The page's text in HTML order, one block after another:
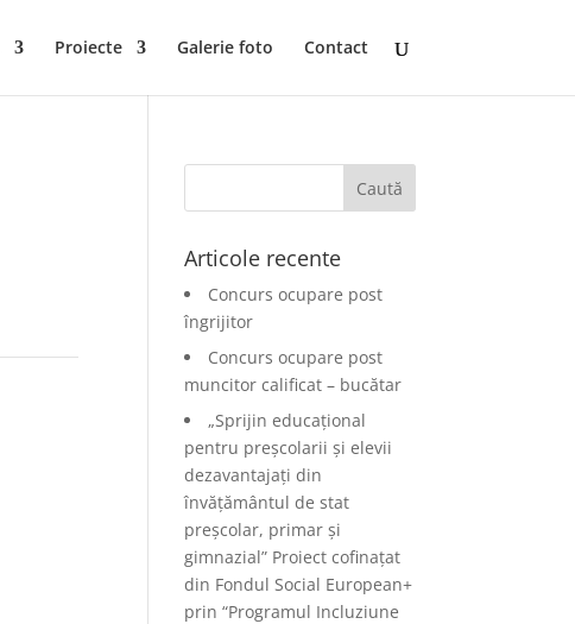
Proiecte Galerie foto Contact
Articole recente
Concurs ocupare post
îngrijitor
Concurs ocupare post
muncitor calificat – bucătar
„Sprijin educațional
pentru preșcolarii și elevii
dezavantajați din
învățământul de stat
preșcolar, primar și
gimnazial” Proiect cofinațat
din Fondul Social European+
prin “Programul Incluziune